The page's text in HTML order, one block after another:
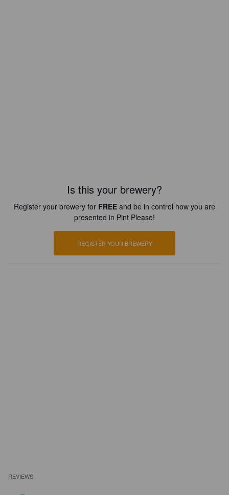
Is this your brewery?
Register your brewery for FREE and be in control how you are
presented in Pint Please!
REGISTER YOUR BREWERY
REVIEWS